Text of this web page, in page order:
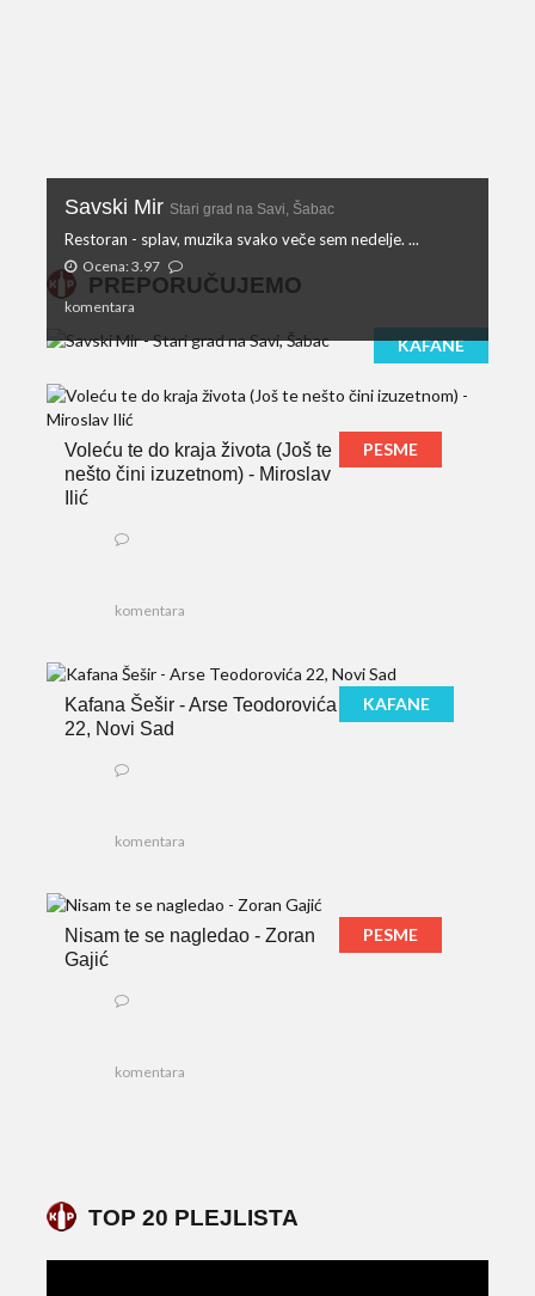
PREPORUČUJEMO
KAFANE
Savski Mir Stari grad na Savi, Šabac
Restoran - splav, muzika svako veče sem nedelje. ...
Ocena: 3.97
komentara
Voleću te do kraja života (Još te
nešto čini izuzetnom) - Miroslav
Ilić
PESME
komentara
Kafana Šešir - Arse Teodorovića
22, Novi Sad
KAFANE
komentara
Nisam te se nagledao - Zoran
Gajić
PESME
komentara
TOP 20 PLEJLISTA